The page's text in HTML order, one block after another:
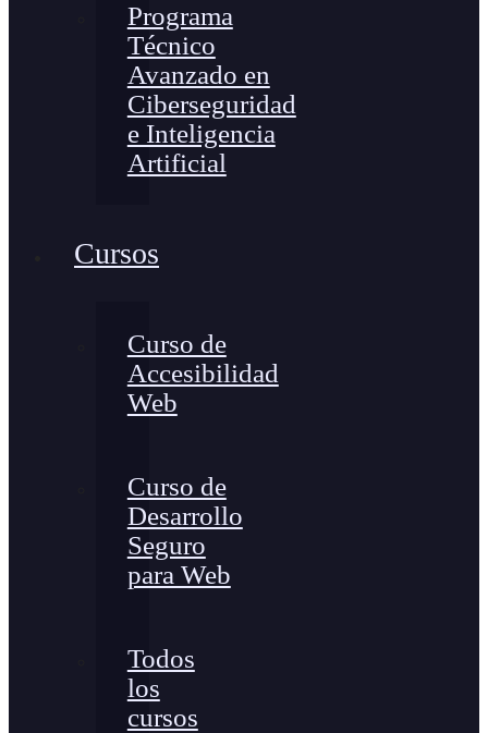
Programa
Técnico
Avanzado en
Ciberseguridad
e Inteligencia
Artificial
Cursos
Curso de
Accesibilidad
Web
Curso de
Desarrollo
Seguro
para Web
Todos
los
cursos